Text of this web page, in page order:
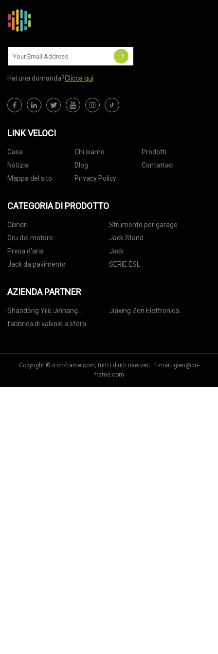
Hai una domanda?Clicca qui
LINK VELOCI
Casa Chi siamo
Prodotti
Notizia
Blog
Contattaci
Mappa del sito
Privacy Policy
CATEGORIA DI PRODOTTO
Cilindri
Strumento per garage
Gru del motore
Jack Stand
Presa d'aria
Jack
Jack da pavimento
SERIE ESL
AZIENDA PARTNER
Shandong Yilù Jinhang
Jiaxing Zen Elettronica
fabbrica di valvole a sfera
Copyright © it.cn-frame.com, tutti i diritti riservati. E-mail: glen@cn-
frame.com